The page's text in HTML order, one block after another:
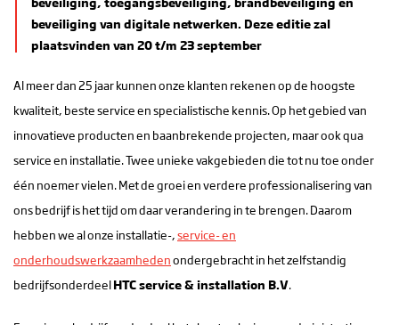
beveiliging van digitale netwerken. Deze editie zal
plaatsvinden van 20 t/m 23 september
Al meer dan 25 jaar kunnen onze klanten rekenen op de hoogste
kwaliteit, beste service en specialistische kennis. Op het gebied van
innovatieve producten en baanbrekende projecten, maar ook qua
service en installatie. Twee unieke vakgebieden die tot nu toe onder
één noemer vielen. Met de groei en verdere professionalisering van
ons bedrijf is het tijd om daar verandering in te brengen. Daarom
hebben we al onze installatie-,service- en
onderhoudswerkzaamhedenondergebracht in het zelfstandig
bedrijfsonderdeelHTC service & installation B.V.